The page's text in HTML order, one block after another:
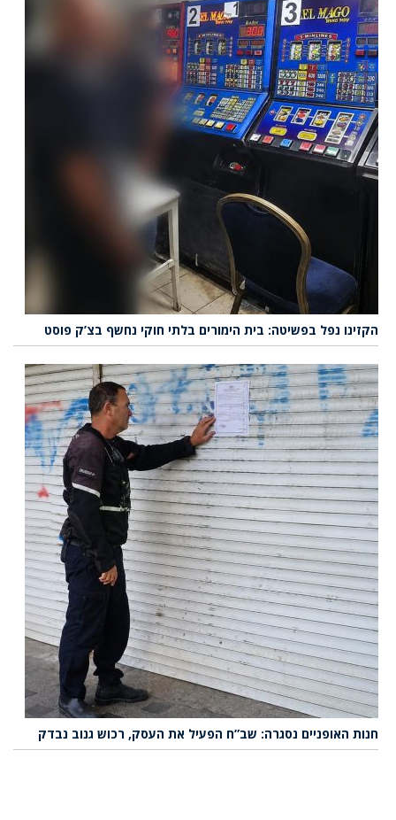
הקזינו נפל בפשיטה: בית הימורים בלתי חוקי נחשף בצ’ק פוסט
חנות האופניים נסגרה: שב”ח הפעיל את העסק, רכוש גנוב נבדק